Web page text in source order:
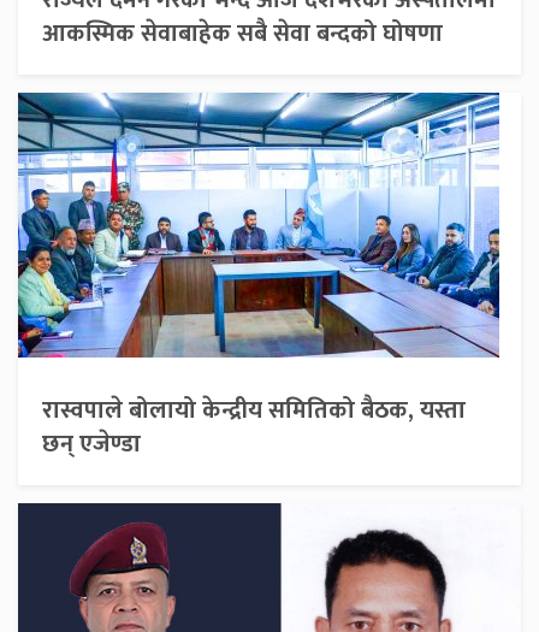
आकस्मिक सेवाबाहेक सबै सेवा बन्दको घोषणा
रास्वपाले बोलायो केन्द्रीय समितिको बैठक, यस्ता
छन् एजेण्डा